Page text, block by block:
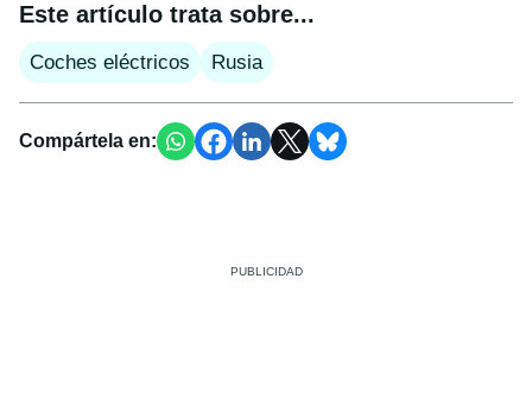
Este artículo trata sobre...
Coches eléctricos Rusia
Compártela en: